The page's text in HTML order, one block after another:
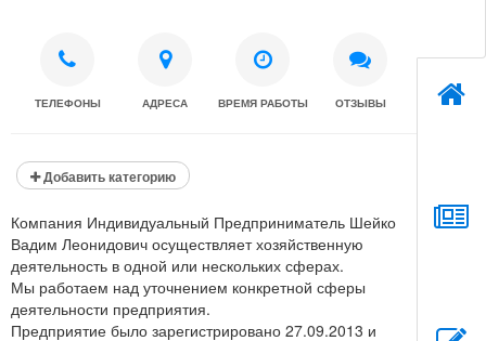
ТЕЛЕФОНЫ АДРЕСА ВРЕМЯ РАБОТЫ ОТЗЫВЫ
Добавить категорию
Компания Индивидуальный Предприниматель Шейко
Вадим Леонидович осуществляет хозяйственную
деятельность в одной или нескольких сферах.
Мы работаем над уточнением конкретной сферы
деятельности предприятия.
Предприятие было зарегистрировано 27.09.2013 и